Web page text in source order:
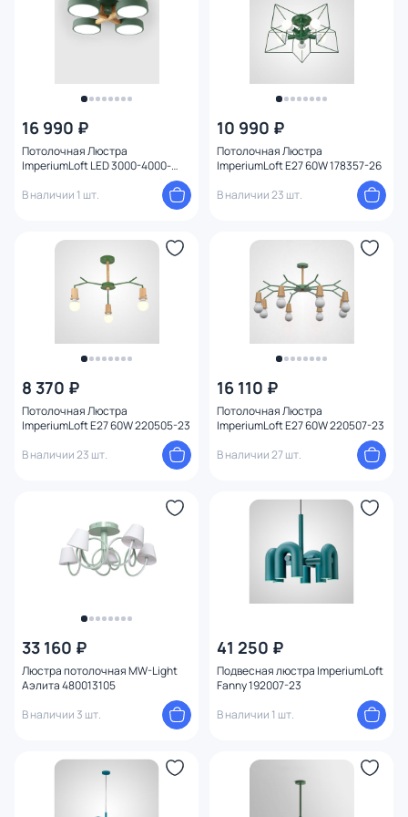
16 990 ₽
Потолочная Люстра
ImperiumLoft LED 3000-4000-
(теплый,белый,холодный) 12W
В наличии 1 шт.
10 990 ₽
Потолочная Люстра
ImperiumLoft E27 60W 178357-26
В наличии 23 шт.
8 370 ₽
Потолочная Люстра
ImperiumLoft E27 60W 220505-23
В наличии 23 шт.
16 110 ₽
Потолочная Люстра
ImperiumLoft E27 60W 220507-23
В наличии 27 шт.
33 160 ₽
Люстра потолочная MW-Light
Аэлита 480013105
В наличии 3 шт.
41 250 ₽
Подвесная люстра ImperiumLoft
Fanny 192007-23
В наличии 1 шт.